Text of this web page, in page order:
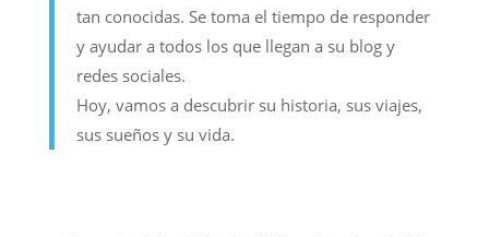
tan conocidas. Se toma el tiempo de responder
y ayudar a todos los que llegan a su blog y
redes sociales.
Hoy, vamos a descubrir su historia, sus viajes,
sus sueños y su vida.